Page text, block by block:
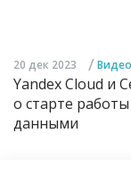
20 дек 2023 / Видео
Yandex Cloud и
о старте
данными